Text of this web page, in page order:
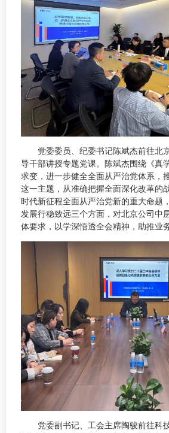
党委委员、纪委书记陈斌杰前往北
导干部讲授专题党课。陈斌杰围绕《真
求变，进一步健全全面从严治党体系，
这一主题，从准确把握全面深化改革的
时代新征程全面从严治党新的重大命题
发展行稳致远三个方面，对北京公司中
体要求，以学深悟透全会精神，助推业
党委副书记、工会主席陶骏前往科